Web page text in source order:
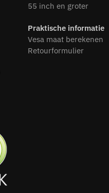
55 inch en groter
Praktische informatie
Vesa maat berekenen
Retourformulier